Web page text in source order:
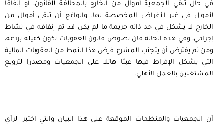
في حال تلقي الجمعية أموال من الخارج بالمخالفة للقانون، أو إنفاقا
لأموال في غير الأغراض المخصصة لها. والواقع أن تلقي أموال من
الخارج لا يشكل في حد ذاته جريمة ما لم يكن قد تم إنفاقه في نشاط
إجرامي، وفي هذه الحالة فان نصوص قانون العقوبات تكون كفيلة بردعه،
ومن ثم يفترض أن يتجنب المشرع فرض هذا النمط من العقوبات المالية
التي يشكل الإفراط فيها عبئا هائلا على الجمعيات ومصدرا لترويع
المشتغلين بالعمل الأهلي.
أن الجمعيات والمنظمات الموقعة على هذا البيان والتي اختبر الرأي